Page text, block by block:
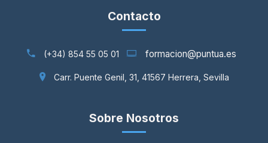
Contacto
(+34) 854 55 05 01 formacion@puntua.es
Carr. Puente Genil, 31, 41567 Herrera, Sevilla
Sobre Nosotros